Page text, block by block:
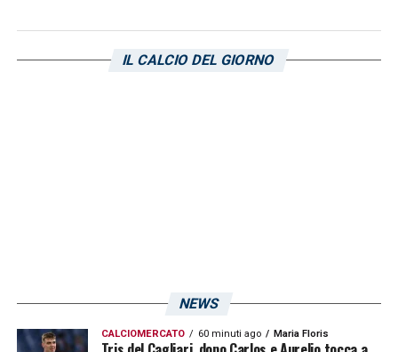
IL CALCIO DEL GIORNO
NEWS
CALCIOMERCATO 60 minuti ago Maria Floris